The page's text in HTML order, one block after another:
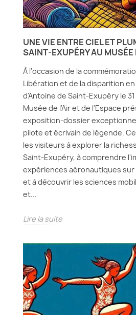
UNE VIE ENTRE CIEL ET
SAINT-EXUPÉRY AU MUSÉE
À l'occasion de la
Libération et de la disparition
d'Antoine de Saint-Exupéry le
Musée de l'Air et de l'Espace
exposition-dossier
pilote et écrivain de légende.
les visiteurs à explorer la
Saint-Exupéry, à comprendre
expériences aéronautiques
et à découvrir les sciences
et...
Lire la suite